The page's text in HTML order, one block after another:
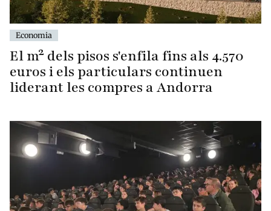
Economia
El m² dels pisos s'enfila fins als 4.570
euros i els particulars continuen
liderant les compres a Andorra